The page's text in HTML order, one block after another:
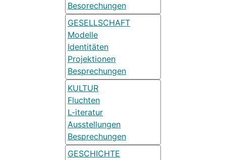
Besorechungen
GESELLSCHAFT
Modelle
Identitäten
Projektionen
Besprechungen
KULTUR
Fluchten
L-iteratur
Ausstellungen
Besprechungen
GESCHICHTE